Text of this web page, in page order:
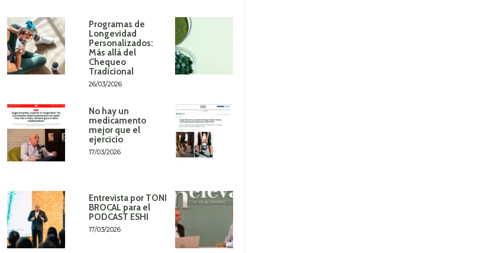
Programas de
Longevidad
Personalizados:
Más allá del
Chequeo
Tradicional
26/03/2026
No hay un
medicamento
mejor que el
ejercicio
17/03/2026
Entrevista por TONI
BROCAL para el
PODCAST ESHI
17/03/2026